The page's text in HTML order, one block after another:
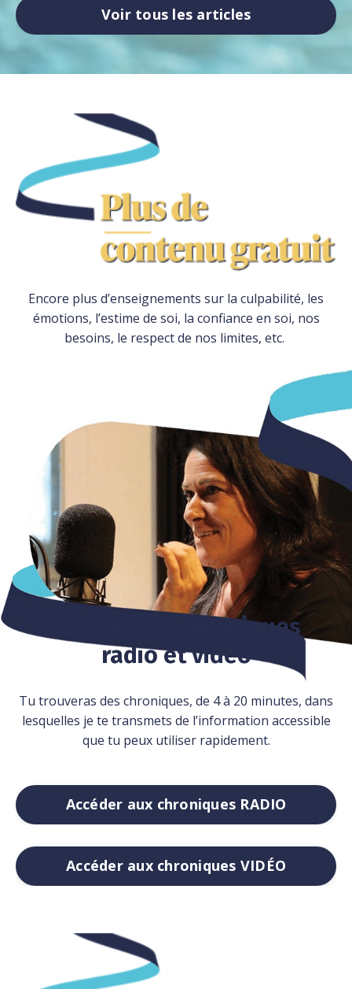
Voir tous les articles
Encore plus d’enseignements sur la culpabilité, les
émotions, l’estime de soi, la confiance en soi, nos
besoins, le respect de nos limites, etc.
Plus de 150 chroniques
radio et vidéo
Tu trouveras des chroniques, de 4 à 20 minutes, dans
lesquelles je te transmets de l’information accessible
que tu peux utiliser rapidement.
Accéder aux chroniques RADIO
Accéder aux chroniques VIDÉO